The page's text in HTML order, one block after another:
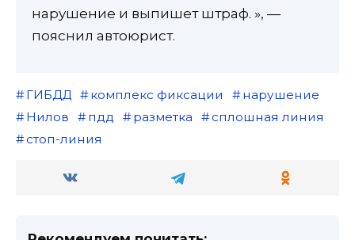
нарушение и выпишет штраф. », —
пояснил автоюрист.
ГИБДД комплекс фиксации
нарушение
Нилов
пдд разметка
сплошная линия
стоп-линия